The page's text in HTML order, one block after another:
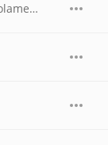
Segundo romance (El día que me quieras / Solamente una vez / Somos novios / Todo y nada / Nosotros) (En vivo)